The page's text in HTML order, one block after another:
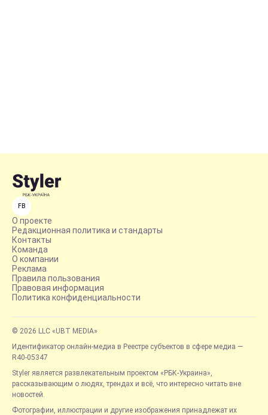
FB
О проекте
Редакционная политика и стандарты
Контакты
Команда
О компании
Реклама
Правила пользования
Правовая информация
Политика конфиденциальности
© 2026 LLC «UBT MEDIA»
Идентификатор онлайн-медиа в Реестре субъектов в сфере медиа —
R40-05347
Styler является развлекательным проектом «РБК-Украина»,
рассказывающим о людях, трендах и всё, что интересно читать вне
новостей.
Фотографии, иллюстрации и другие изображения принадлежат их